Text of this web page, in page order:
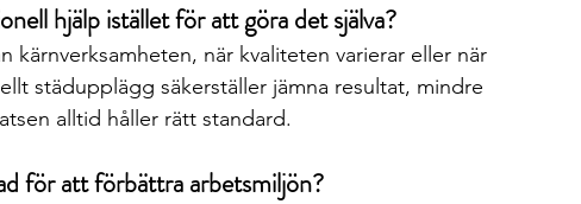
hjälp istället för att göra det själva?
kärnverksamheten, när kvaliteten varierar eller när
städupplägg säkerställer jämna resultat, mindre
alltid håller rätt standard.
för att förbättra arbetsmiljön?